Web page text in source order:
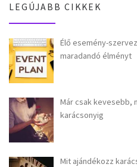
LEGÚJABB CIKKEK
Élő esemény-
maradandó élményt
Már csak kevesebb,
karácsonyig
Mit ajándékozz